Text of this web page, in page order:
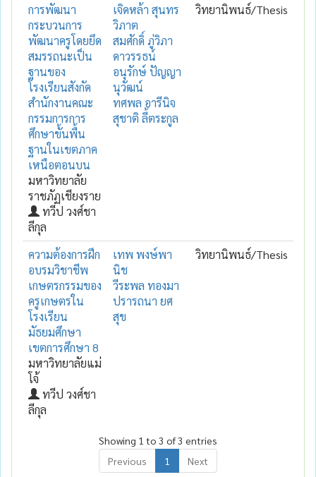
การพัฒนา
กระบวนการ
พัฒนาครูโดยยึด
สมรรถนะเป็น
ฐานของ
โรงเรียนสังกัด
สำนักงานคณะ
กรรมการการ
ศึกษาขั้นพื้น
ฐานในเขตภาค
เหนือตอนบน
มหาวิทยาลัย
ราชภัฏเชียงราย
ทวีป วงศ์ชา
ลีกุล
เจิดหล้า สุนทร
วิภาต
สมศักดิ์ ภู่วิภา
ดาวรรธน์
อนุรักษ์ ปัญญา
นุวัฒน์
ทศพล อารีนิจ
สุชาติ ลี้ตระกูล
วิทยานิพนธ์/Thesis
ความต้องการฝึก
อบรมวิชาชีพ
เกษตรกรรมของ
ครูเกษตรใน
โรงเรียน
มัธยมศึกษา
เขตการศึกษา 8
มหาวิทยาลัยแม่
โจ้
ทวีป วงศ์ชา
ลีกุล
เทพ พงษ์พา
นิช
วีระพล ทองมา
ปรารถนา ยศ
สุข
วิทยานิพนธ์/Thesis
Showing 1 to 3 of 3 entries
Previous
1 Next